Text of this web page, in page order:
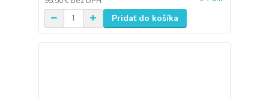
Pridať do košíka